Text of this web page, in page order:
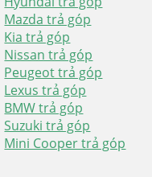
Mazda trả góp
Kia trả góp
Nissan trả góp
Peugeot trả góp
Lexus trả góp
BMW trả góp
Suzuki trả góp
Mini Cooper trả góp